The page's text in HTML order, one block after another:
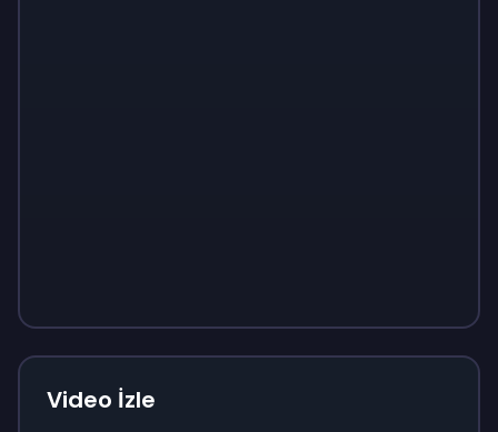
Video İzle